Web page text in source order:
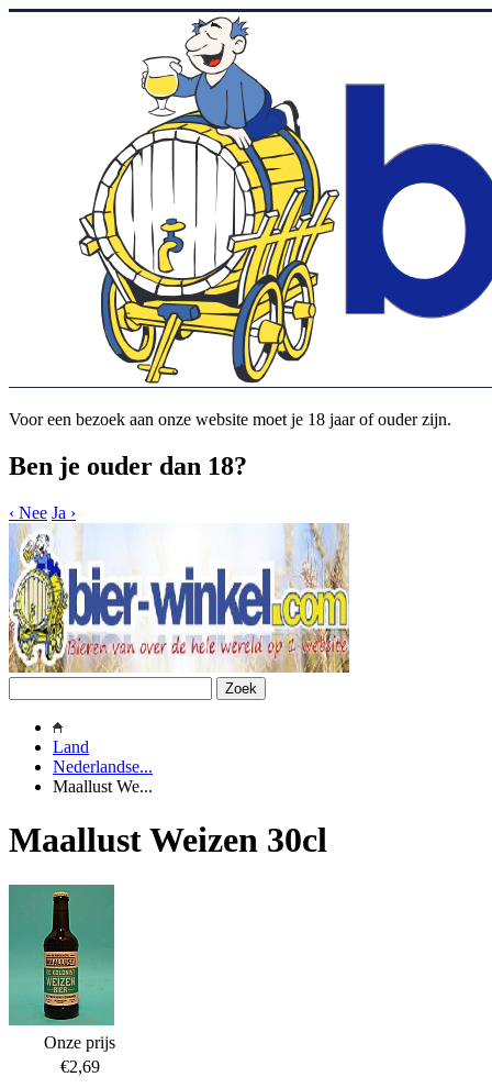
Voor een bezoek aan onze website moet je 18 jaar of ouder zijn.
Ben je ouder dan 18?
‹ Nee Ja ›
Land
Nederlandse...
Maallust We...
Maallust Weizen 30cl
Onze prijs
€2,69